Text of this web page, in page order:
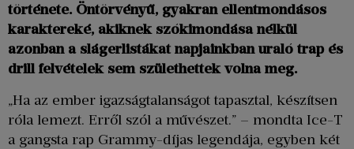
története. Öntörvényű, gyakran ellentmondásos
karaktereké, akiknek szókimondása nélkül
azonban a slágerlistákat napjainkban uraló trap és
drill felvételek sem születhettek volna meg.
„Ha az ember igazságtalanságot tapasztal, készítsen
róla lemezt. Erről szól a művészet.” – mondta Ice-T
a gangsta rap Grammy-díjas legendája, egyben két